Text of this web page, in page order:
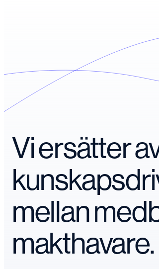
Vi ersätter
mellan
makthavare.